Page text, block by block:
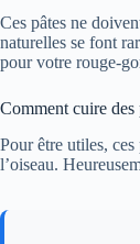
Ces pâtes ne
naturelles se font
pour votre rouge-
Comment cuire des
Pour être utiles,
l’oiseau.